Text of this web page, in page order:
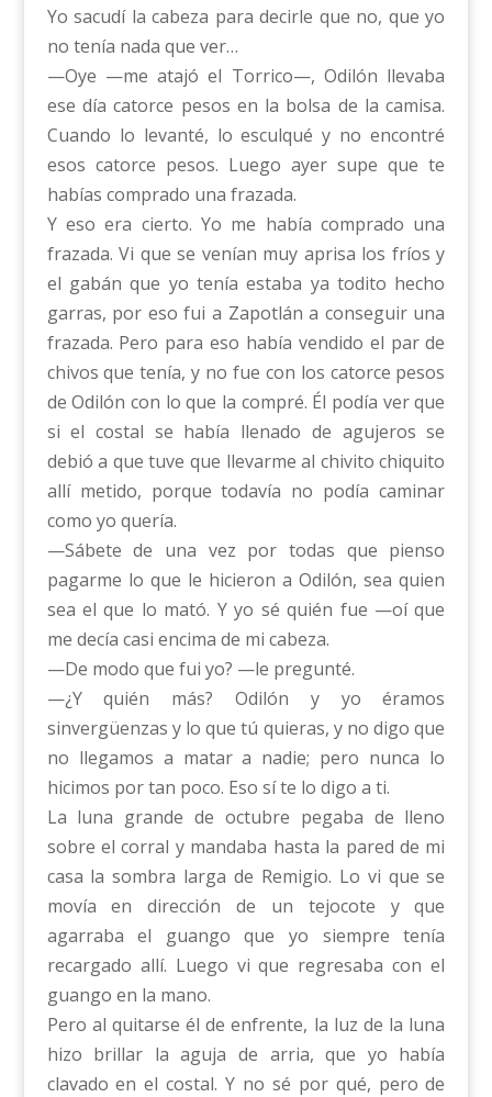
Yo sacudí la cabeza para decirle que no, que yo
no tenía nada que ver…
—Oye —me atajó el Torrico—, Odilón llevaba
ese día catorce pesos en la bolsa de la camisa.
Cuando lo levanté, lo esculqué y no encontré
esos catorce pesos. Luego ayer supe que te
habías comprado una frazada.
Y eso era cierto. Yo me había comprado una
frazada. Vi que se venían muy aprisa los fríos y
el gabán que yo tenía estaba ya todito hecho
garras, por eso fui a Zapotlán a conseguir una
frazada. Pero para eso había vendido el par de
chivos que tenía, y no fue con los catorce pesos
de Odilón con lo que la compré. Él podía ver que
si el costal se había llenado de agujeros se
debió a que tuve que llevarme al chivito chiquito
allí metido, porque todavía no podía caminar
como yo quería.
—Sábete de una vez por todas que pienso
pagarme lo que le hicieron a Odilón, sea quien
sea el que lo mató. Y yo sé quién fue —oí que
me decía casi encima de mi cabeza.
—De modo que fui yo? —le pregunté.
—¿Y quién más? Odilón y yo éramos
sinvergüenzas y lo que tú quieras, y no digo que
no llegamos a matar a nadie; pero nunca lo
hicimos por tan poco. Eso sí te lo digo a ti.
La luna grande de octubre pegaba de lleno
sobre el corral y mandaba hasta la pared de mi
casa la sombra larga de Remigio. Lo vi que se
movía en dirección de un tejocote y que
agarraba el guango que yo siempre tenía
recargado allí. Luego vi que regresaba con el
guango en la mano.
Pero al quitarse él de enfrente, la luz de la luna
hizo brillar la aguja de arria, que yo había
clavado en el costal. Y no sé por qué, pero de